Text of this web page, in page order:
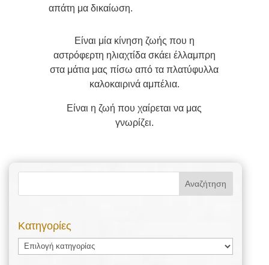
απάτη μα δικαίωση.
Είναι μία κίνηση ζωής που η
αστρόφερτη ηλιαχτίδα σκάει έλλαμπρη
στα μάτια μας πίσω από τα πλατύφυλλα
καλοκαιρινά αμπέλια.
Είναι η ζωή που χαίρεται να μας
γνωρίζει.
Kατηγορίες
Kατηγορίες